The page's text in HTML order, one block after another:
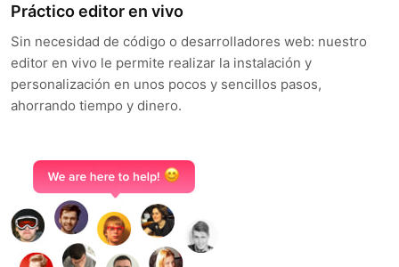
Práctico editor en vivo
Sin necesidad de código o desarrolladores web: nuestro
editor en vivo le permite realizar la instalación y
personalización en unos pocos y sencillos pasos,
ahorrando tiempo y dinero.